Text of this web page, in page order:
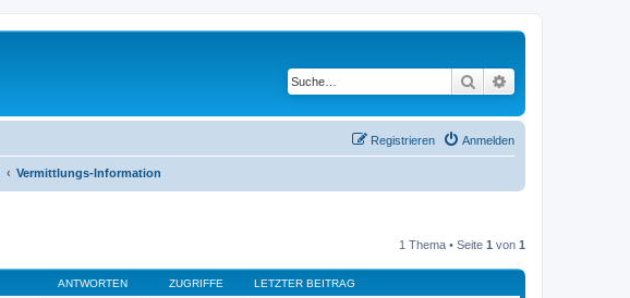
Suche
Anmelden
Registrieren
Vermittlungs-Information
1 Thema • Seite 1 von 1
ANTWORTEN ZUGRIFFE LETZTER BEITRAG